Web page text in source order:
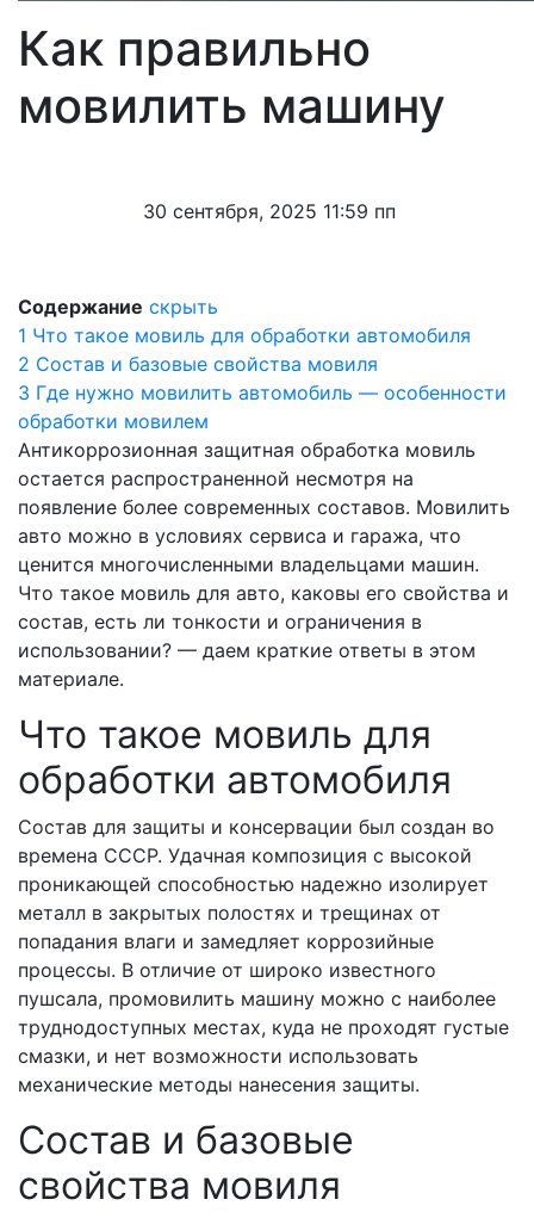
Как правильно
мовилить машину
30 сентября, 2025 11:59 пп
Содержание скрыть
1 Что такое мовиль для обработки автомобиля
2 Состав и базовые свойства мовиля
3 Где нужно мовилить автомобиль — особенности
обработки мовилем
Антикоррозионная защитная обработка мовиль
остается распространенной несмотря на
появление более современных составов. Мовилить
авто можно в условиях сервиса и гаража, что
ценится многочисленными владельцами машин.
Что такое мовиль для авто, каковы его свойства и
состав, есть ли тонкости и ограничения в
использовании? — даем краткие ответы в этом
материале.
Что такое мовиль для
обработки автомобиля
Состав для защиты и консервации был создан во
времена СССР. Удачная композиция с высокой
проникающей способностью надежно изолирует
металл в закрытых полостях и трещинах от
попадания влаги и замедляет коррозийные
процессы. В отличие от широко известного
пушсала, промовилить машину можно с наиболее
труднодоступных местах, куда не проходят густые
смазки, и нет возможности использовать
механические методы нанесения защиты.
Состав и базовые
свойства мовиля